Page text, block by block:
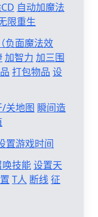
自动加魔法
限重生
负面魔法效
加智力 加三围
打包物品 设
/关地图 瞬间造
置游戏时间
唤技能设置天
T人 断线征